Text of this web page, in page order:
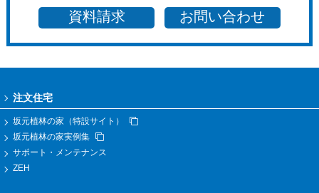
資料請求 お問い合わせ
注文住宅
坂元植林の家（特設サイト）
坂元植林の家実例集
サポート・メンテナンス
ZEH